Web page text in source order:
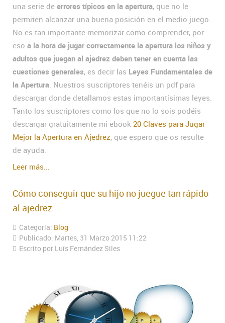
una serie de errores típicos en la apertura, que no le
permiten alcanzar una buena posición en el medio juego.
No es tan importante memorizar como comprender, por
eso a la hora de jugar correctamente la apertura los niños y
adultos que juegan al ajedrez deben tener en cuenta las
cuestiones generales, es decir las Leyes Fundamentales de
la Apertura . Nuestros suscriptores tenéis un pdf para
descargar donde detallamos estas importantísimas leyes.
Tanto los suscriptores como los que no lo sois podéis
descargar gratuitamente mi ebook 20 Claves para Jugar
Mejor la Apertura en Ajedrez, que espero que os resulte
de ayuda.
Leer más...
Cómo conseguir que su hijo no juegue tan rápido
al ajedrez
Categoría: Blog
Publicado: Martes, 31 Marzo 2015 11:22
Escrito por Luís Fernández Siles